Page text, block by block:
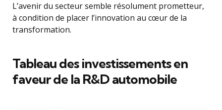
L’avenir du secteur semble résolument prometteur,
à condition de placer l’innovation au cœur de la
transformation.
Tableau des investissements en
faveur de la R&D automobile